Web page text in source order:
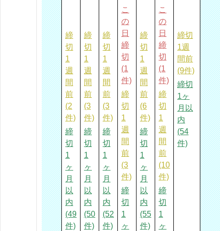
締
切
1
週
間
前
(2
件)
締
切
1
ヶ
月
以
内
(49
件)
締
切
1
週
間
前
(3
件)
締
切
1
ヶ
月
以
内
(50
件)
締
切
1
週
間
前
(3
件)
締
切
1
ヶ
月
以
内
(52
件)
こ
の
日
締
切
(1
件)
締
切
1
週
間
前
(3
件)
締
切
1
ヶ
締
切
1
週
間
前
(6
件)
締
切
1
ヶ
月
以
内
(55
件)
こ
の
日
締
切
(1
件)
締
切
1
週
間
前
(10
件)
締
切
1
ヶ
締切
1週
間前
(9件)
締切
1ヶ
月以
内
(54
件)